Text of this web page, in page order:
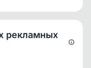
рекламных